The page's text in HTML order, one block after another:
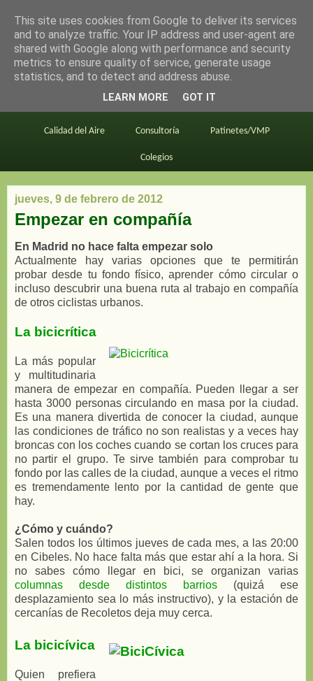
en bici por madrid
Este blog BiciMAD Primeros consejos
Calidad del Aire Consultoría Patinetes/VMP
Colegios
jueves, 9 de febrero de 2012
Empezar en compañía
En Madrid no hace falta empezar solo
Actualmente hay varias opciones que te permitirán
probar desde tu fondo físico, aprender cómo circular o
incluso descubrir una buena ruta al trabajo en compañía
de otros ciclistas urbanos.
La bicicrítica
La más popular
y multitudinaria
manera de empezar en compañía. Pueden llegar a ser
hasta 3000 personas circulando en masa por la ciudad.
Es una manera divertida de conocer la ciudad, aunque
las condiciones de tráfico no son realistas y a veces hay
broncas con los coches cuando se cortan los cruces para
no partir el grupo. Te sirve también para comprobar tu
fondo por las calles de la ciudad, aunque a veces el ritmo
es tremendamente lento por la cantidad de gente que
hay.
¿Cómo y cuándo?
Salen todos los últimos jueves de cada mes, a las 20:00
en Cibeles. No hace falta más que estar ahí a la hora. Si
no sabes cómo llegar en bici, se organizan varias
columnas desde distintos barrios (quizá ese
desplazamiento sea lo más instructivo), y la estación de
cercanías de Recoletos deja muy cerca.
La bicicívica
Quien prefiera
This site uses cookies from Google to deliver its services
and to analyze traffic. Your IP address and user-agent are
shared with Google along with performance and security
metrics to ensure quality of service, generate usage
statistics, and to detect and address abuse.
LEARN MORE GOT IT